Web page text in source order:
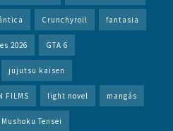
Crunchyroll fantasia
2026 GTA 6
jujutsu kaisen
FILMS light novel mangás
Mushoku Tensei